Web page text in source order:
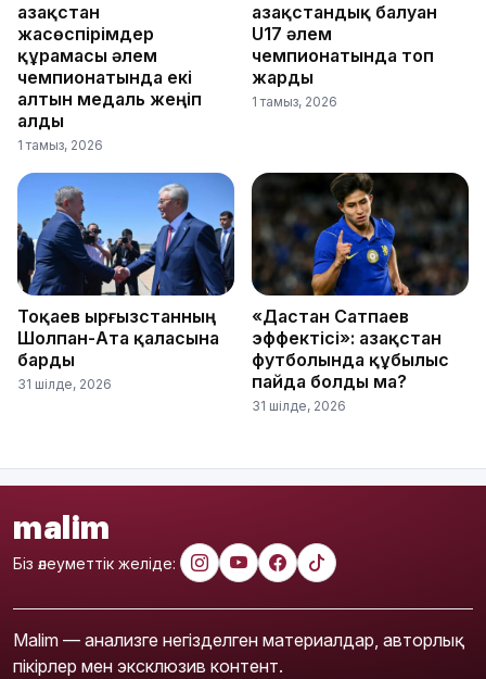
Қазақстан
жасөспірімдер
құрамасы әлем
чемпионатында екі
алтын медаль жеңіп
алды
1 тамыз, 2026
Қазақстандық балуан
U17 әлем
чемпионатында топ
жарды
1 тамыз, 2026
Тоқаев Қырғызстанның
Шолпан-Ата қаласына
барды
31 шілде, 2026
«Дастан Сатпаев
эффектісі»: Қазақстан
футболында құбылыс
пайда болды ма?
31 шілде, 2026
malim
Біз әлеуметтік желіде:
Malim — анализге негізделген материалдар, авторлық
пікірлер мен эксклюзив контент.